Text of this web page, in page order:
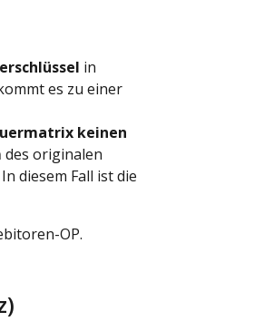
in
es zu einer
keinen
des originalen
diesem Fall ist die
OP.